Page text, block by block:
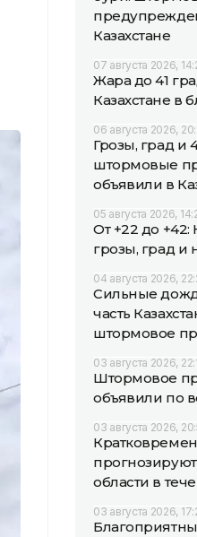
Казахстане
07 августа 2026,
Жара до 41
Казахстане в
06 августа 2026,
Грозы, град и
штормовые
объявили в
05 августа 2026,
От +22 до +42:
грозы, град и
04 августа 2026,
Сильные
часть
штормовое
03 августа 2026,
Штормовое
объявили по
03 августа 2026,
области в
03 августа 2026,